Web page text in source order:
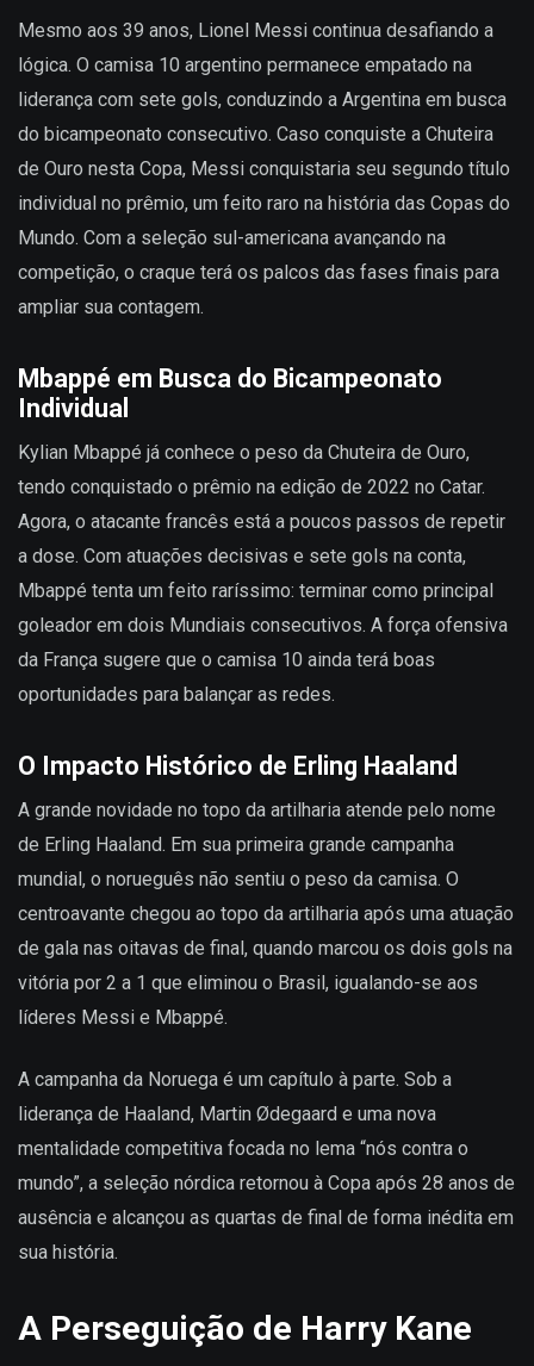
Mesmo aos 39 anos, Lionel Messi continua desafiando a
lógica. O camisa 10 argentino permanece empatado na
liderança com sete gols, conduzindo a Argentina em busca
do bicampeonato consecutivo. Caso conquiste a Chuteira
de Ouro nesta Copa, Messi conquistaria seu segundo título
individual no prêmio, um feito raro na história das Copas do
Mundo. Com a seleção sul-americana avançando na
competição, o craque terá os palcos das fases finais para
ampliar sua contagem.
Mbappé em Busca do Bicampeonato
Individual
Kylian Mbappé já conhece o peso da Chuteira de Ouro,
tendo conquistado o prêmio na edição de 2022 no Catar.
Agora, o atacante francês está a poucos passos de repetir
a dose. Com atuações decisivas e sete gols na conta,
Mbappé tenta um feito raríssimo: terminar como principal
goleador em dois Mundiais consecutivos. A força ofensiva
da França sugere que o camisa 10 ainda terá boas
oportunidades para balançar as redes.
O Impacto Histórico de Erling Haaland
A grande novidade no topo da artilharia atende pelo nome
de Erling Haaland. Em sua primeira grande campanha
mundial, o norueguês não sentiu o peso da camisa. O
centroavante chegou ao topo da artilharia após uma atuação
de gala nas oitavas de final, quando marcou os dois gols na
vitória por 2 a 1 que eliminou o Brasil, igualando-se aos
líderes Messi e Mbappé.
A campanha da Noruega é um capítulo à parte. Sob a
liderança de Haaland, Martin Ødegaard e uma nova
mentalidade competitiva focada no lema “nós contra o
mundo”, a seleção nórdica retornou à Copa após 28 anos de
ausência e alcançou as quartas de final de forma inédita em
sua história.
A Perseguição de Harry Kane